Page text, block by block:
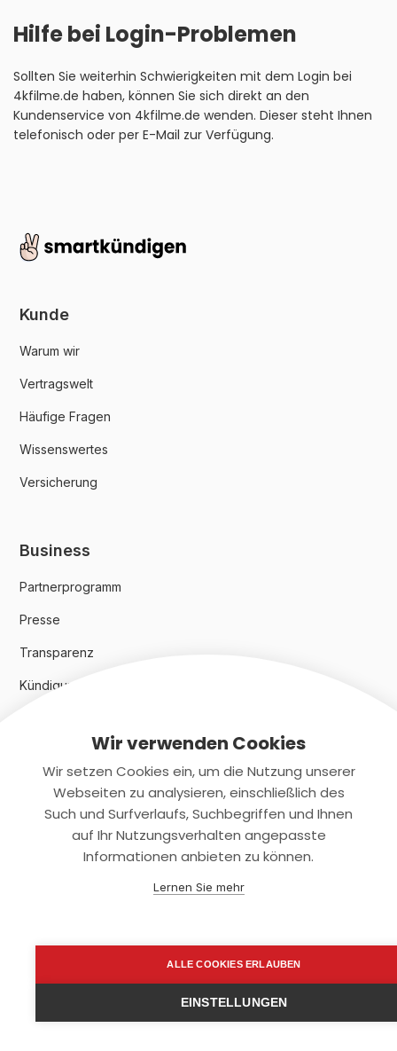
Hilfe bei Login-Problemen
Sollten Sie weiterhin Schwierigkeiten mit dem Login bei
4kfilme.de haben, können Sie sich direkt an den
Kundenservice von 4kfilme.de wenden. Dieser steht Ihnen
telefonisch oder per E-Mail zur Verfügung.
Kunde
Warum wir
Vertragswelt
Häufige Fragen
Wissenswertes
Versicherung
Business
Partnerprogramm
Presse
Transparenz
Kündigungsindex 2024
Rechtliches
Datenschutz
support@smartkuendigen.de
Wir verwenden Cookies
Wir setzen Cookies ein, um die Nutzung unserer
Webseiten zu analysieren, einschließlich des
Such und Surfverlaufs, Suchbegriffen und Ihnen
auf Ihr Nutzungsverhalten angepasste
Informationen anbieten zu können.
Lernen Sie mehr
ALLE COOKIES ERLAUBEN
EINSTELLUNGEN